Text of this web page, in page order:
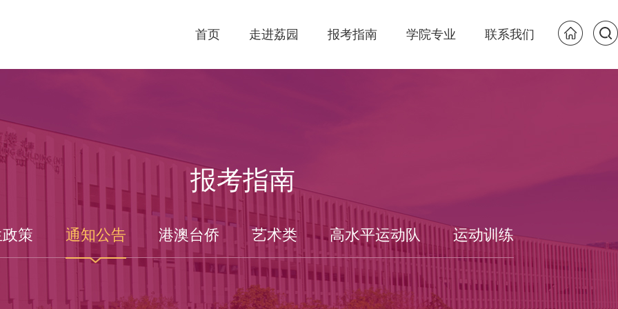
首页 走进荔园 报考指南 学院专业 联系我们
报考指南
策 通知公告 港澳台侨 艺术类 高水平运动队 运动训练